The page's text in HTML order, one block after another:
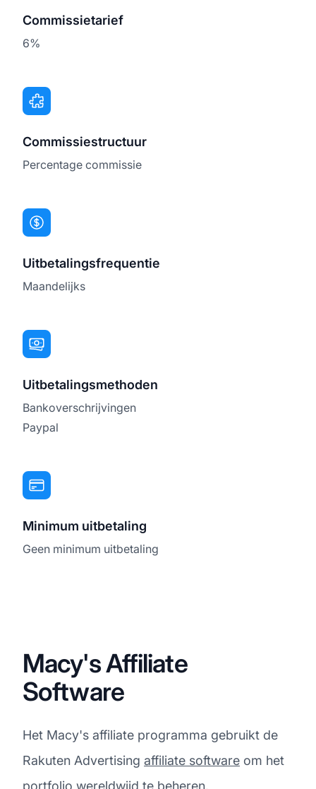
Commissietarief
6%
Commissiestructuur
Percentage commissie
Uitbetalingsfrequentie
Maandelijks
Uitbetalingsmethoden
Bankoverschrijvingen
Paypal
Minimum uitbetaling
Geen minimum uitbetaling
Macy's Affiliate
Software
Het Macy's affiliate programma gebruikt de
Rakuten Advertising affiliate software om het
portfolio wereldwijd te beheren.